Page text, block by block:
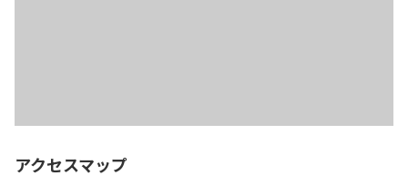
アクセスマップ